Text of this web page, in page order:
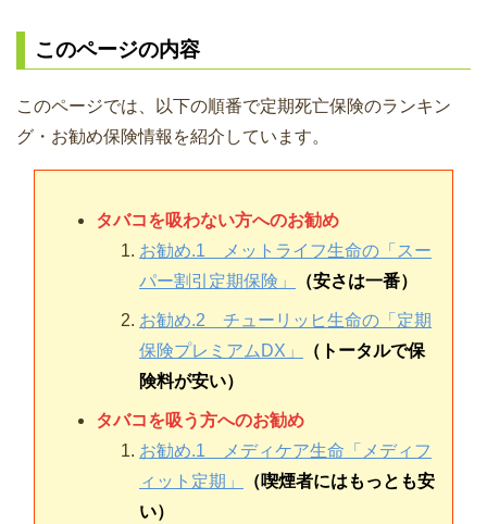
このページの内容
このページでは、以下の順番で定期死亡保険のランキン
グ・お勧め保険情報を紹介しています。
タバコを吸わない方へのお勧め
お勧め.1 メットライフ生命の「スー
パー割引定期保険」
（安さは一番）
お勧め.2 チューリッヒ生命の「定期
保険プレミアムDX」
（トータルで保
険料が安い）
タバコを吸う方へのお勧め
お勧め.1 メディケア生命「メディフ
ィット定期」
（喫煙者にはもっとも安
い）